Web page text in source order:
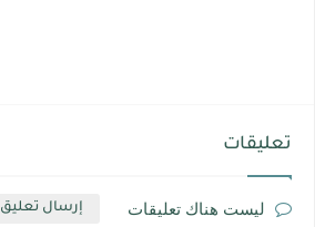
تعليقات
ليست هناك تعليقات إرسال تعليق